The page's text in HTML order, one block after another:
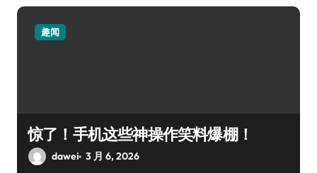
趣闻
惊了！手机这些神操作笑料爆棚！
dawei 3 月 6, 2026